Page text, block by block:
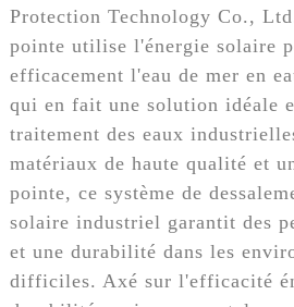
Protection Technology Co.,
pointe utilise l'énergie solaire
efficacement l'eau de mer en
qui en fait une solution idéale
traitement des eaux
matériaux de haute qualité et
pointe, ce système de
solaire industriel garantit des
et une durabilité dans les
difficiles. Axé sur l'efficacité